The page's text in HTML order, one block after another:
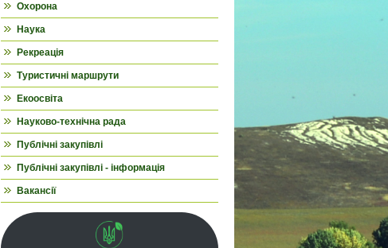
Охорона
Наука
Рекреація
Туристичні маршрути
Екоосвіта
Науково-технічна рада
Публічні закупівлі
Публічні закупівлі - інформація
Вакансії